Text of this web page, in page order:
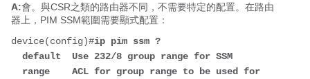
A:會。與CSR之類的路由器不同，不需要特定的配置。在路由
器上，PIM SSM範圍需要顯式配置：
device(config)#ip pim ssm ?
default  Use 232/8 group range for SSM
range    ACL for group range to be used for